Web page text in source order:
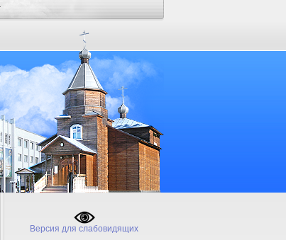
Версия для слабовидящих